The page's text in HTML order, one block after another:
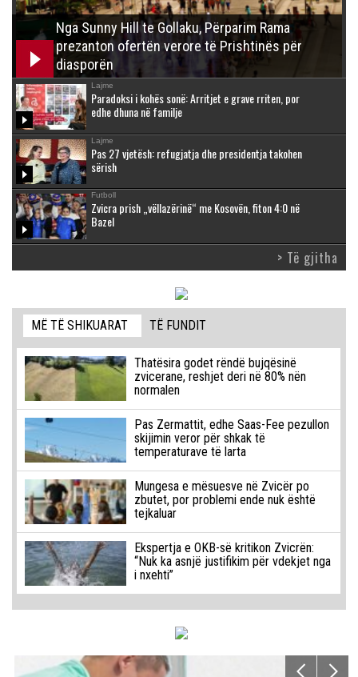
Nga Sunny Hill te Gollaku, Përparim Rama
prezanton ofertën verore të Prishtinës për
diasporën
Lajme
Paradoksi i kohës sonë: Arritjet e grave rriten, por
edhe dhuna në familje
Lajme
Pas 27 vjetësh: refugjatja dhe presidentja takohen
sërish
Futboll
Zvicra prish „vëllazërinë“ me Kosovën, fiton 4:0 në
Bazel
> Të gjitha
MË TË SHIKUARAT TË FUNDIT
Thatësira godet rëndë bujqësinë
zvicerane, reshjet deri në 80% nën
normalen
Pas Zermattit, edhe Saas-Fee pezullon
skijimin veror për shkak të
temperaturave të larta
Mungesa e mësuesve në Zvicër po
zbutet, por problemi ende nuk është
tejkaluar
Ekspertja e OKB-së kritikon Zvicrën:
“Nuk ka asnjë justifikim për vdekjet nga
i nxehti”